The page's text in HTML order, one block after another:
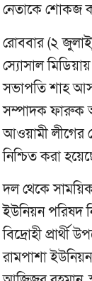
নেতাকে শোকজ
রোববার (২
স্যোসাল
সভাপতি শাহ
সম্পাদক ফারুক
আওয়ামী লীগের
নিশ্চিত করা
দল থেকে
ইউনিয়ন পরিষদ
বিদ্রোহী প্রার্থী
রামপাশা